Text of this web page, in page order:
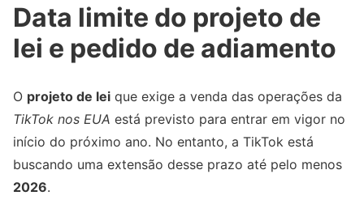
Data limite do projeto de
lei e pedido de adiamento
O projeto de lei que exige a venda das operações da
TikTok nos EUA está previsto para entrar em vigor no
início do próximo ano. No entanto, a TikTok está
buscando uma extensão desse prazo até pelo menos
2026.